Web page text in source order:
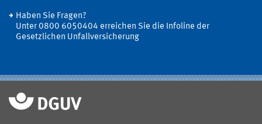
Haben Sie Fragen?
Unter 0800 6050404 erreichen Sie die Infoline der
Gesetzlichen Unfallversicherung